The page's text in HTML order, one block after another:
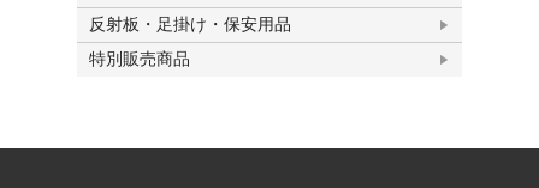
反射板・足掛け・保安用品
特別販売商品